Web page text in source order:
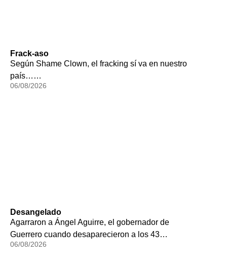
Frack-aso
Según Shame Clown, el fracking sí va en nuestro
país……
06/08/2026
Desangelado
Agarraron a Ángel Aguirre, el gobernador de
Guerrero cuando desaparecieron a los 43…
06/08/2026